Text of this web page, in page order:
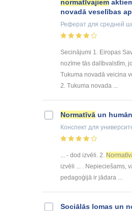
normatīvajiem
novadā veselības
Реферат для средней
Secinājumi 1. Eiropas
nozīme tās dalībvalstīm,
Tukuma novadā veicina
2. Tukuma novada ...
Normatīvā un
Конспект для
... - dod izvēli. 2.
izvēli ... . Nepieciešams,
pedagoģijā ir jādara ...
Sociālās lomas un